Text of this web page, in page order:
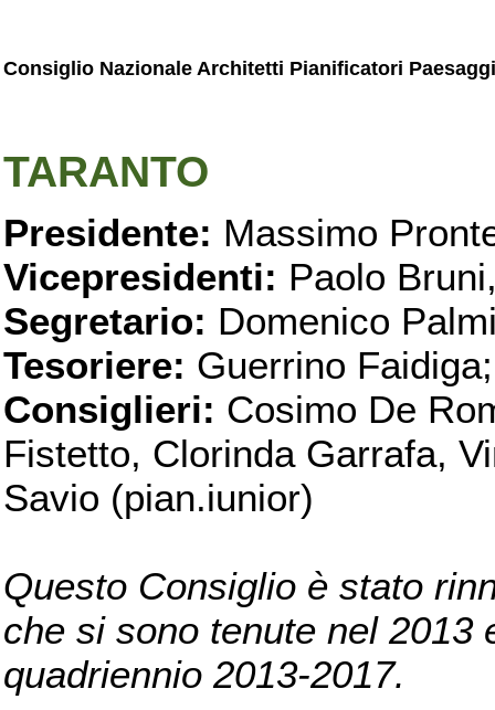
Consiglio Nazionale Architetti Pianificatori
TARANTO
Presidente: Massimo
Vicepresidenti: Paolo
Segretario: Domenico
Tesoriere: Guerrino Faidiga;
Consiglieri: Cosimo De
Fistetto, Clorinda Garrafa,
Savio (pian.iunior)
Questo Consiglio è stato
che si sono tenute nel 2013
quadriennio 2013-2017.